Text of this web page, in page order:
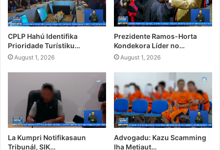
CPLP Hahú Identifika
Prioridade Turístiku…
August 1, 2026
Prezidente Ramos-Horta
Kondekora Líder no…
August 1, 2026
La Kumpri Notifikasaun
Tribunál, SIK…
Advogadu: Kazu Scamming
Iha Metiaut…